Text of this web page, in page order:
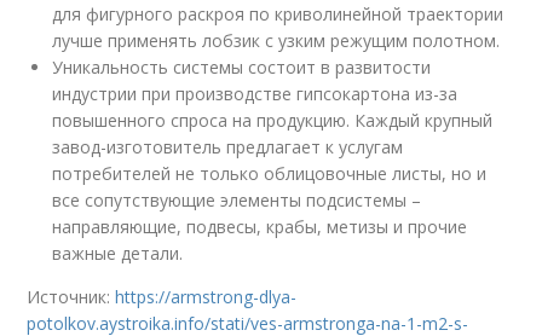
для фигурного раскроя по криволинейной траектории
лучше применять лобзик с узким режущим полотном.
Уникальность системы состоит в развитости
индустрии при производстве гипсокартона из-за
повышенного спроса на продукцию. Каждый крупный
завод-изготовитель предлагает к услугам
потребителей не только облицовочные листы, но и
все сопутствующие элементы подсистемы –
направляющие, подвесы, крабы, метизы и прочие
важные детали.
Источник:https://armstrong-dlya-
potolkov.aystroika.info/stati/ves-armstronga-na-1-m2-s-